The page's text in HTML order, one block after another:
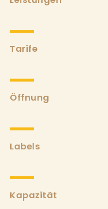
Tarife
Öffnung
Labels
Kapazität